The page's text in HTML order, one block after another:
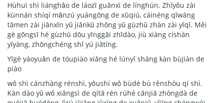
Hùhuì shì liánghǎo de láozī guānxì de línghún. Zhǐyǒu zài
kùnnán shíqí mǎnzú yuángōng de xūqiú, cáinéng qīwàng
tāmen zài jiānxīn yǔ jiānkǔ zhōng yǔ gùzhǔ zhàn zài yīqǐ. Měi
gè gōngsī hé gùzhǔ dōu yīnggāi zhīdào, jiù xiàng císhàn
yīyàng, zhōngchéng shǐ yú jiātíng.
Yīgè yáoyuǎn de tóupiào xiāng hé lúnyǐ shàng kàn bùjiàn de
piào
wǒ shì cánzhàng rénshì, yǒushí wǒ bùdé bù rěnshòu qí shì.
Kàn dào yǔ wǒ xiāngsì de qítā rén rúhé cānjiā zhòngdà de